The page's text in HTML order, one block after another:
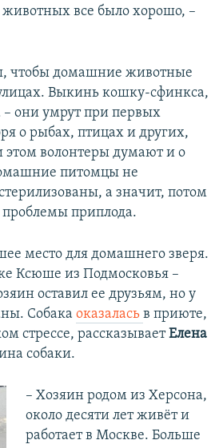
все было хорошо, –
чтобы домашние животные
Выкинь кошку-сфинкса,
– они умрут при первых
о рыбах, птицах и других,
волонтеры думают и о
питомцы не
а значит, потом
приплода.
место для домашнего зверя.
Ксюше из Подмосковья –
оставил ее друзьям, но у
Собака оказалась в приюте,
стрессе, рассказываетЕлена
собаки.
– Хозяин родом из Херсона,
около десяти лет живёт и
работает в Москве. Больше